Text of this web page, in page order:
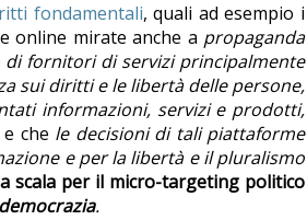
fondamentali, quali ad esempio i
online mirate anche a propaganda
fornitori di servizi principalmente
sui diritti e le libertà delle persone,
informazioni, servizi e prodotti,
e che le decisioni di tali piattaforme
e per la libertà e il pluralismo
scala per il micro-targeting politico
.